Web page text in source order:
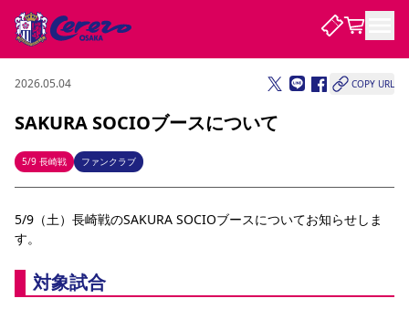
試合・チーム
試合について
試合日程 / 結果 順位表
チームについて
観戦する
チケット
チケット情報
特定興行入場券
クラブを知る
セレッソ大阪について
ファンクラブ
2026.05.04 COPY URL
SAKURA SOCIOブースについて
5/9 長崎戦 ファンクラブ
5/9（土）長崎戦のSAKURA SOCIOブースについてお知らせしま
す。
対象試合